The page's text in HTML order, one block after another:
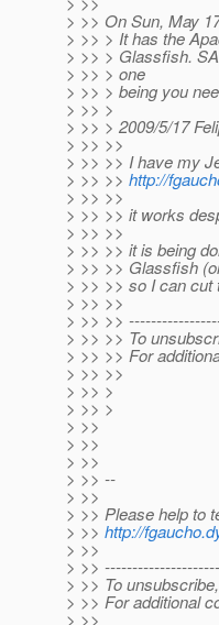
> >> On Sun, May
> >> > It has the
> >> > Glassfish.
> >> > one
> >> > being you
> >> >
> >> > 2009/5/17
> >> >>
> >> >> I have my
> >> >> http://
> >> >>
> >> >> it works
> >> >>
> >> >> it is being
> >> >> Glassfish
> >> >> so I can cut
> >> >>
> >> >>
> >> >> To
> >> >> For
> >> >>
> >> >
> >> >
> >>
> >>
> >>
> >> --
> >>
> >> Please help to
> >> http://
> >>
> >>
> >> To
> >> For additional
> >>